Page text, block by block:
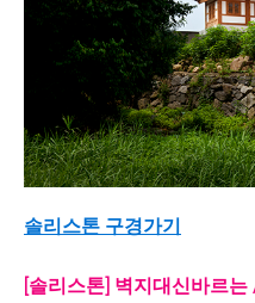
솔리스톤 구경가기
[솔리스톤] 벽지대신바르